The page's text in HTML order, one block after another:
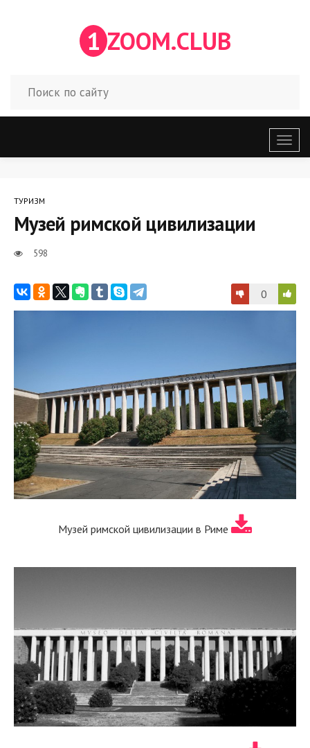
1 ZOOM.CLUB
меню
ТУРИЗМ
Музей римской цивилизации
598
0
Музей римской цивилизации в Риме